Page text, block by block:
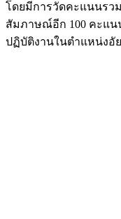
โดยมีการวัดคะแนนรว
สัมภาษณ์อีก 100 คะแน
ปฏิบัติงานในตำแหน่งอั